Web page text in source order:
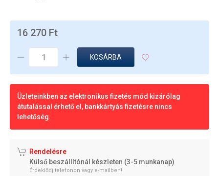
16 270 Ft
KOSÁRBA
Üzleteinkben az elektronikus fizetés mód kizárólag
átutalással érhető el, bankkártyás fizetésre nincs
lehetőség.
Rendelésre
Külső beszállítónál készleten (3-5 munkanap)
Érdeklődj telefonon vagy e-mailben!